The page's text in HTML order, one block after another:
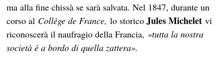
ma alla fine chissà se sarà salvata. Nel 1847, durante un
corso al Collège de France,lo storicoJules Micheletvi
riconoscerà il naufragio della Francia, «tutta la nostra
società è a bordo di quella zattera».